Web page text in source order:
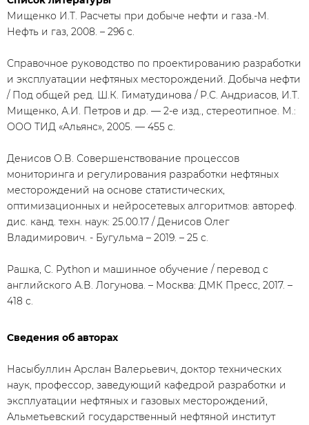
Мищенко И.Т. Расчеты при добыче нефти и газа.-М.
Нефть и газ, 2008. – 296 с.
Справочное руководство по проектированию разработки
и эксплуатации нефтяных месторождений. Добыча нефти
/ Под общей ред. Ш.К. Гиматудинова / Р.С. Андриасов, И.Т.
Мищенко, А.И. Петров и др. — 2-е изд., стереотипное. М.:
ООО ТИД «Альянс», 2005. — 455 с.
Денисов О.В. Совершенствование процессов
мониторинга и регулирования разработки нефтяных
месторождений на основе статистических,
оптимизационных и нейросетевых алгоритмов: автореф.
дис. канд. техн. наук: 25.00.17 / Денисов Олег
Владимирович. - Бугульма – 2019. – 25 с.
Рашка, С. Python и машинное обучение / перевод с
английского А.В. Логунова. – Москва: ДМК Пресс, 2017. –
418 с.
Сведения об авторах
Насыбуллин Арслан Валерьевич, доктор технических
наук, профессор, заведующий кафедрой разработки и
эксплуатации нефтяных и газовых месторождений,
Альметьевский государственный нефтяной институт